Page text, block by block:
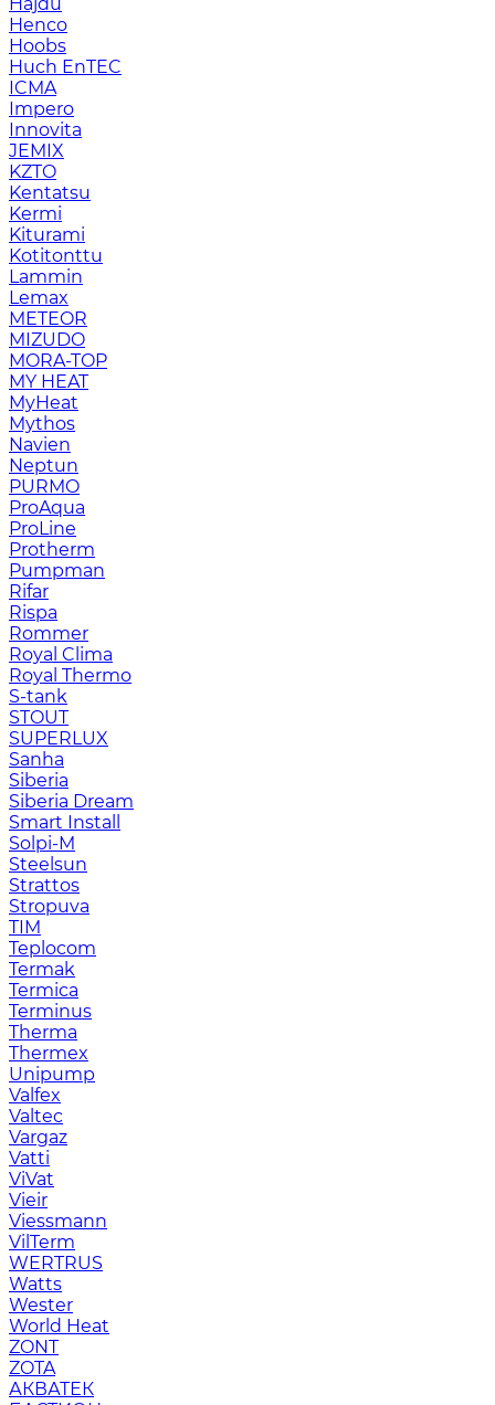
Henco
Hoobs
Huch EnTEC
ICMA
Impero
Innovita
JEMIX
KZTO
Kentatsu
Kermi
Kiturami
Kotitonttu
Lammin
Lemax
METEOR
MIZUDO
MORA-TOP
MY HEAT
MyHeat
Mythos
Navien
Neptun
PURMO
ProAqua
ProLine
Protherm
Pumpman
Rifar
Rispa
Rommer
Royal Clima
Royal Thermo
S-tank
STOUT
SUPERLUX
Sanha
Siberia
Siberia Dream
Smart Install
Solpi-M
Steelsun
Strattos
Stropuva
TIM
Teplocom
Termak
Termica
Terminus
Therma
Thermex
Unipump
Valfex
Valtec
Vargaz
Vatti
ViVat
Vieir
Viessmann
VilTerm
WERTRUS
Watts
Wester
World Heat
ZONT
ZOTA
АКВАТЕК